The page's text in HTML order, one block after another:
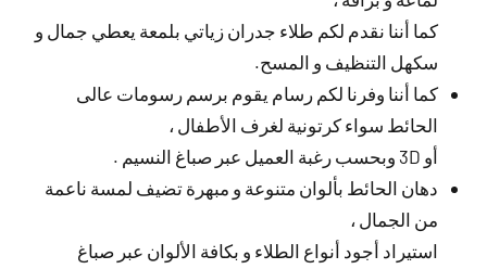
كما أننا نقدم لكم طلاء جدران زياتي بلمعة يعطي جمال و
سكهل التنظيف و المسح.
كما أننا وفرنا لكم رسام يقوم برسم رسومات عالى
الحائط سواء كرتونية لغرف الأطفال ،
أو 3D وبحسب رغبة العميل عبر صباغ النسيم .
دهان الحائط بألوان متنوعة و مبهرة تضيف لمسة ناعمة
من الجمال ،
استيراد أجود أنواع الطلاء و بكافة الألوان عبر صباغ